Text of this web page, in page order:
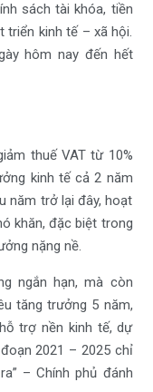
sách tài khóa, tiền
triển kinh tế – xã hội.
hôm nay đến hết
thuế VAT từ 10%
kinh tế cả 2 năm
năm trở lại đây, hoạt
khăn, đặc biệt trong
nặng nề.
ngắn hạn, mà còn
tăng trưởng 5 năm,
trợ nền kinh tế, dự
2021 – 2025 chỉ
– Chính phủ đánh